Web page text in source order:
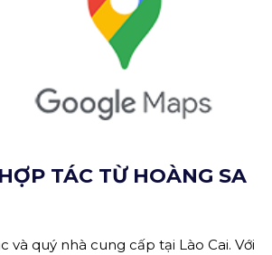
TÁC TỪ HOÀNG SA
và quý nhà cung cấp tại Lào Cai. Với